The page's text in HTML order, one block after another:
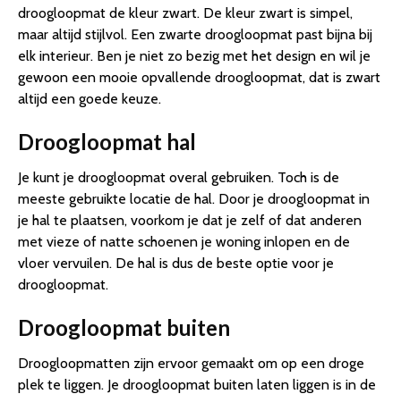
droogloopmat de kleur zwart. De kleur zwart is simpel,
maar altijd stijlvol. Een zwarte droogloopmat past bijna bij
elk interieur. Ben je niet zo bezig met het design en wil je
gewoon een mooie opvallende droogloopmat, dat is zwart
altijd een goede keuze.
Droogloopmat hal
Je kunt je droogloopmat overal gebruiken. Toch is de
meeste gebruikte locatie de hal. Door je droogloopmat in
je hal te plaatsen, voorkom je dat je zelf of dat anderen
met vieze of natte schoenen je woning inlopen en de
vloer vervuilen. De hal is dus de beste optie voor je
droogloopmat.
Droogloopmat buiten
Droogloopmatten zijn ervoor gemaakt om op een droge
plek te liggen. Je droogloopmat buiten laten liggen is in de